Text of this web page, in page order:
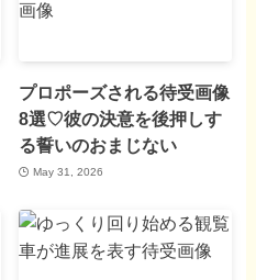
プロポーズされる待受画像
8選♡彼の決意を後押しす
る誓いのおまじない
May 31, 2026